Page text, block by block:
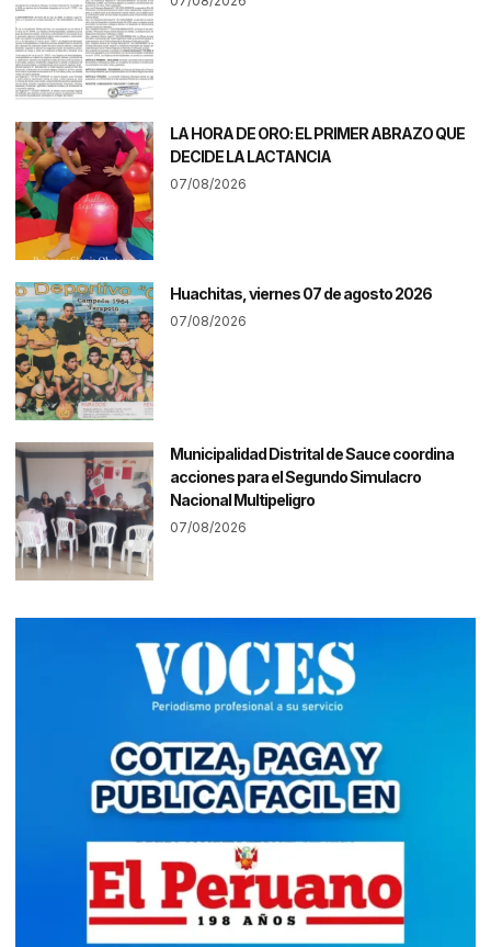
LA HORA DE ORO: EL PRIMER ABRAZO QUE
DECIDE LA LACTANCIA
07/08/2026
Huachitas, viernes 07 de agosto 2026
07/08/2026
Municipalidad Distrital de Sauce coordina
acciones para el Segundo Simulacro
Nacional Multipeligro
07/08/2026